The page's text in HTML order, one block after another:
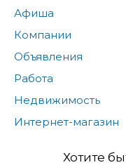
Афиша
Компании
Объявления
Работа
Недвижимость
Интернет-магазин
Хотите